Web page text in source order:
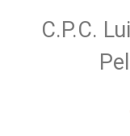
C.P.C.